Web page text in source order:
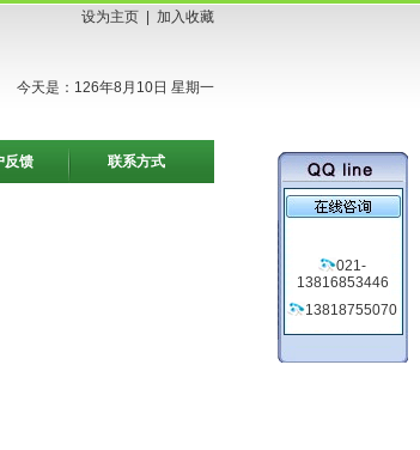
设为主页 加入收藏
今天是：126年8月10日 星期一
反馈 联系方式
021-
13816853446
13818755070